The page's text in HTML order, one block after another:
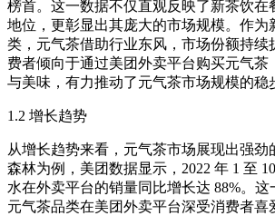
榜首。这一数据不仅直观反映了新茶饮在
地位，更彰显出其庞大的市场规模。作为
类，元气茶借助行业东风，市场份额持续
费者倾向于通过美团外卖平台购买元气茶
与美味，有力推动了元气茶市场规模的稳
1.2 增长趋势​
从增长趋势来看，元气茶市场展现出强劲
森林为例，美团数据显示，2022 年 1 至
水在外卖平台的销量同比增长达 88%。这
元气茶品类在美团外卖平台深受消费者喜